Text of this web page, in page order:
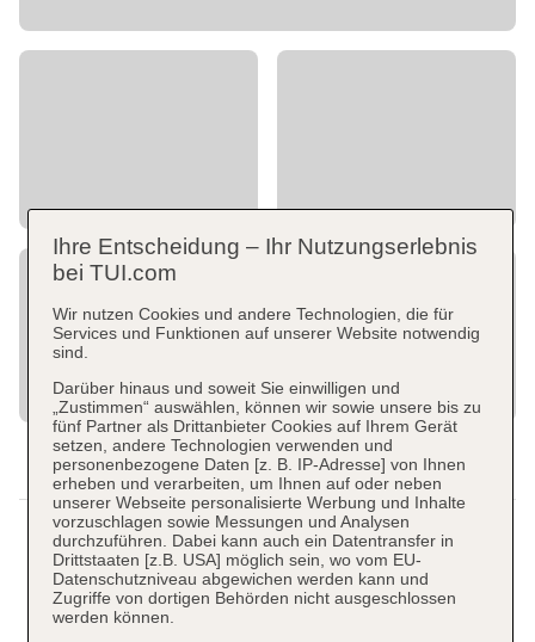
Ihre Entscheidung – Ihr Nutzungserlebnis
bei TUI.com
Wir nutzen Cookies und andere Technologien, die für
Services und Funktionen auf unserer Website notwendig
sind.
Darüber hinaus und soweit Sie einwilligen und
„Zustimmen“ auswählen, können wir sowie unsere bis zu
fünf Partner als Drittanbieter Cookies auf Ihrem Gerät
setzen, andere Technologien verwenden und
personenbezogene Daten [z. B. IP-Adresse] von Ihnen
erheben und verarbeiten, um Ihnen auf oder neben
unserer Webseite personalisierte Werbung und Inhalte
vorzuschlagen sowie Messungen und Analysen
durchzuführen. Dabei kann auch ein Datentransfer in
Drittstaaten [z.B. USA] möglich sein, wo vom EU-
Datenschutzniveau abgewichen werden kann und
Zugriffe von dortigen Behörden nicht ausgeschlossen
werden können.